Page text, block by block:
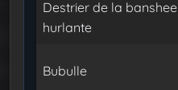
Destrier de la banshee
hurlante
Bubulle